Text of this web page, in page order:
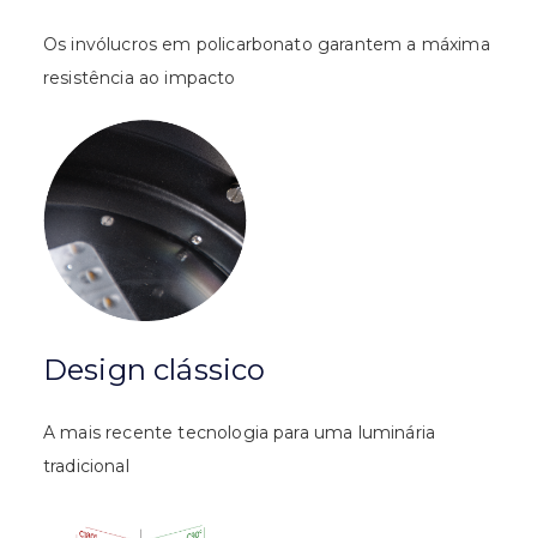
Os invólucros em policarbonato garantem a máxima
resistência ao impacto
Design clássico
A mais recente tecnologia para uma luminária
tradicional